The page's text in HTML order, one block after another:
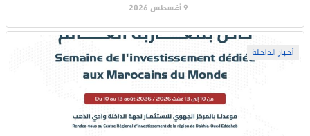
9 أغسطس 2026
أخبار الداخلة